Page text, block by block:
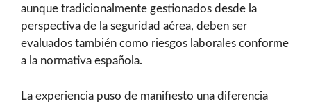
aunque tradicionalmente gestionados desde la
perspectiva de la seguridad aérea, deben ser
evaluados también como riesgos laborales conforme
a la normativa española.
La experiencia puso de manifiesto una diferencia